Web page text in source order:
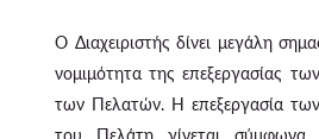
Ο Διαχειριστής δίνει μεγάλη
νομιμότητα της επεξεργασίας
των Πελατών. Η επεξεργασία
του Πελάτη γίνεται